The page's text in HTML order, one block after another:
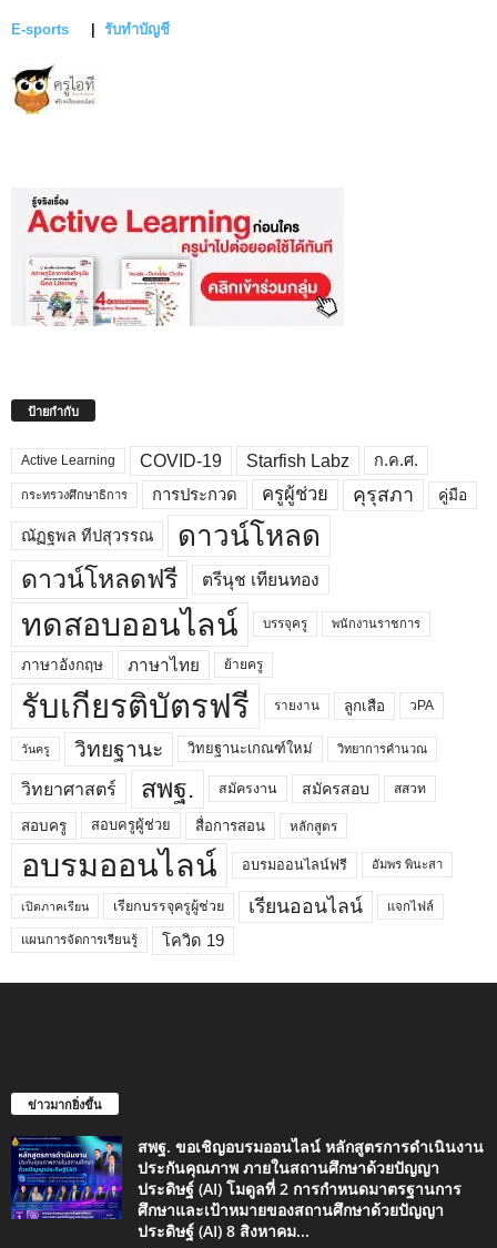
E-sports รับทำบัญชี
ป้ายกำกับ
Active Learning COVID-19 Starfish Labz ก.ค.ศ.
กระทรวงศึกษาธิการ การประกวด ครูผู้ช่วย คุรุสภา คู่มือ
ณัฏฐพล ทีปสุวรรณ ดาวน์โหลด
ดาวน์โหลดฟรี ตรีนุช เทียนทอง
ทดสอบออนไลน์ บรรจุครู พนักงานราชการ
ภาษาอังกฤษ ภาษาไทย ย้ายครู
รับเกียรติบัตรฟรี รายงาน ลูกเสือ วPA
วันครู วิทยฐานะ วิทยฐานะเกณฑ์ใหม่ วิทยาการคำนวณ
วิทยาศาสตร์ สพฐ. สมัครงาน สมัครสอบ สสวท
สอบครู สอบครูผู้ช่วย สื่อการสอน หลักสูตร
อบรมออนไลน์ อบรมออนไลน์ฟรี อัมพร พินะสา
เปิดภาคเรียน เรียกบรรจุครูผู้ช่วย เรียนออนไลน์ แจกไฟล์
แผนการจัดการเรียนรู้ โควิด 19
ข่าวมากยิ่งขึ้น
สพฐ. ขอเชิญอบรมออนไลน์ หลักสูตรการดำเนินงาน
ประกันคุณภาพ ภายในสถานศึกษาด้วยปัญญา
ประดิษฐ์ (AI) โมดูลที่ 2 การกำหนดมาตรฐานการ
ศึกษาและเป้าหมายของสถานศึกษาด้วยปัญญา
ประดิษฐ์ (AI) 8 สิงหาคม...